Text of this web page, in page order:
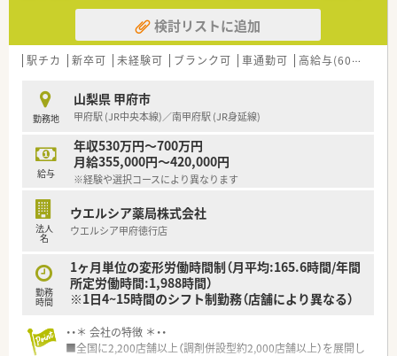
【募集背景と求める人物像について】
■今回は欠員補充に伴う正社員の募集となっており、これまでの
調剤経験は問わず未経験の方からの相談も可能です。
■スキル面だけでなく、周囲との協調性を大切にしながら挨拶や
■自己中心的にならず、現場の和やかな雰囲気に馴染みながら柔
軟に業務へ取り組んでいただける方を求めています。
【法人特徴について】
■関東エリアの1都4県に20店舗以上の調剤薬局を展開してお
り、30年以上の確かな実績と安定した経営基盤を誇ります。
■上限10万円の物件に対して家賃の半額を会社が補助する、年
■全社の平均勤続年数は10.4年と大変長く、従業員にとって定着
率が高く働きやすい環境がしっかりと整っています。
【勤務実態について】
■年間休日は120日以上とたっぷり用意されており、有給休暇の
取得率も80％以上と高くお休みが取りやすい環境です。
で、全社の平均残業時間は月10時間未満と少なめです。
■残業が発生した場合は1分単位で時間外手当が支給されるた
検討リストに追加
駅チカ 新卒可 未経験可 ブランク可 車通勤可 高給与(600万円以上)
勤務地
山梨県 甲府市
甲府駅 (JR中央本線)／南甲府駅 (JR身延線)
給与
年収530万円～700万円
月給355,000円～420,000円
※経験や選択コースにより異なります
法人
名
ウエルシア薬局株式会社
ウエルシア甲府徳行店
勤務
時間
1ヶ月単位の変形労働時間制（月平均:165.6時間/年間
所定労働時間:1,988時間）
※1日4~15時間のシフト制勤務（店舗により異なる）
・・＊ 会社の特徴 ＊・・
■全国に2,200店舗以上（調剤併設型約2,000店舗以上）を展開し